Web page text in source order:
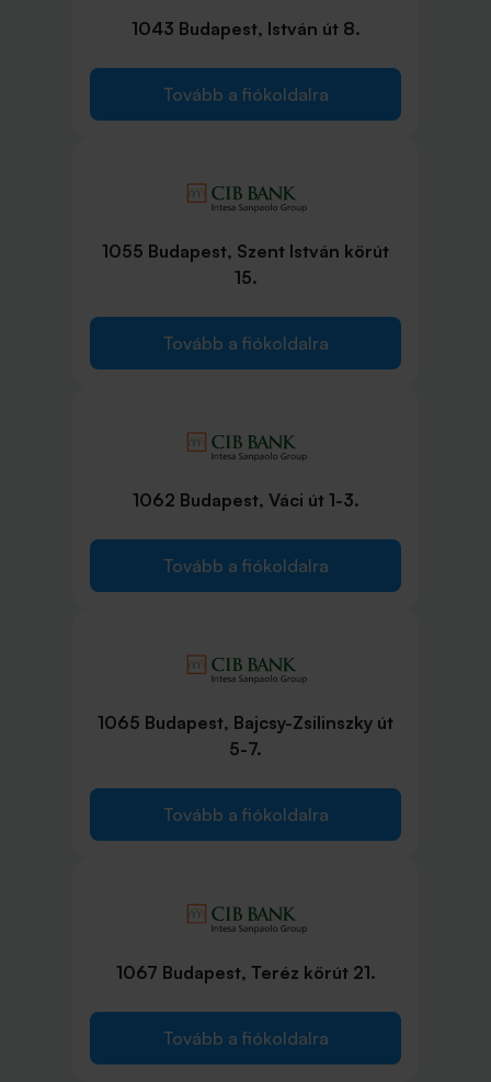
1043 Budapest, István út 8.
Tovább a fiókoldalra
1055 Budapest, Szent István körút
15.
Tovább a fiókoldalra
1062 Budapest, Váci út 1-3.
Tovább a fiókoldalra
1065 Budapest, Bajcsy-Zsilinszky út
5-7.
Tovább a fiókoldalra
1067 Budapest, Teréz körút 21.
Tovább a fiókoldalra